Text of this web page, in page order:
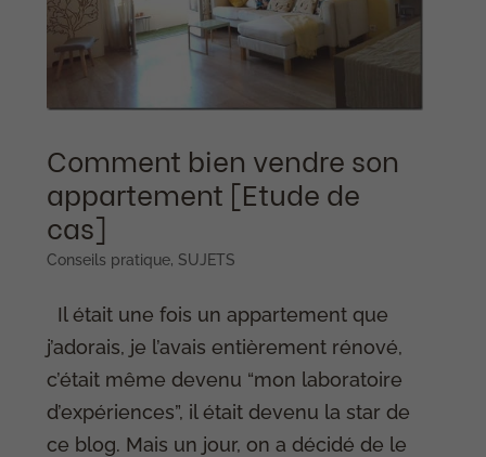
Comment bien vendre son
appartement [Etude de
cas]
Conseils pratique, SUJETS
Il était une fois un appartement que
j’adorais, je l’avais entièrement rénové,
c’était même devenu “mon laboratoire
d’expériences”, il était devenu la star de
ce blog. Mais un jour, on a décidé de le